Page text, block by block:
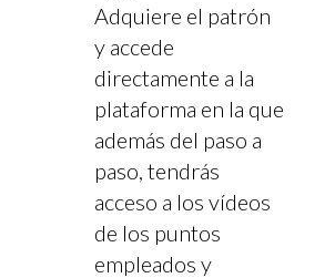
Adquiere el patrón
y accede
directamente a la
plataforma en la que
además del paso a
paso, tendrás
acceso a los vídeos
de los puntos
empleados y